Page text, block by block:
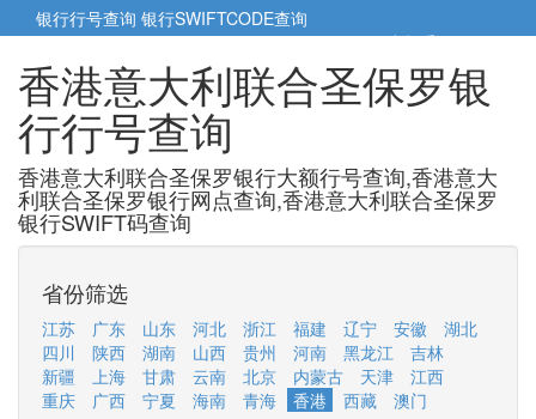
银行行号查询 银行SWIFTCODE查询
5cm小帮手5cm.cn
香港意大利联合圣保罗银
行行号查询
香港意大利联合圣保罗银行大额行号查询,香港意大
利联合圣保罗银行网点查询,香港意大利联合圣保罗
银行SWIFT码查询
省份筛选
江苏 广东 山东 河北 浙江 福建 辽宁 安徽
湖北
四川
陕西 湖南 山西 贵州 河南 黑龙江
吉林
新疆
上海 甘肃 云南 北京 内蒙古 天津
江西
重庆
广西 宁夏 海南 青海 香港 西藏
澳门